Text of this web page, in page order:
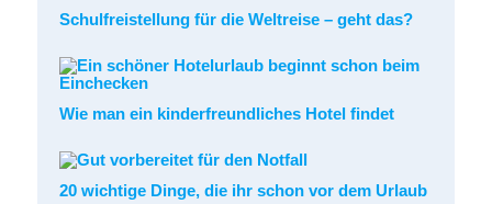
Schulfreistellung für die Weltreise – geht das?
Wie man ein kinderfreundliches Hotel findet
20 wichtige Dinge, die ihr schon vor dem Urlaub